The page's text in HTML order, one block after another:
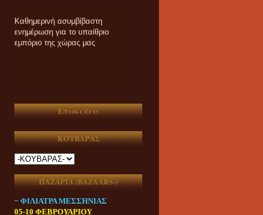
ενημέρωση για το υπαίθριο
εμπόριο της χώρας μας
Επισκέψεις
ΚΟΥΒΑΡΑΣ
ΠΑΖΑΡΙΑ (ΒAZAARS-)
~ ΦΙΛΙΑΤΡΑ ΜΕΣΣΗΝΙΑΣ
05-10 ΦΕΒΡΟΥΑΡΙΟΥ